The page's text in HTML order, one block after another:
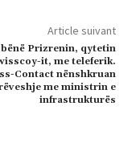
Article suivant
Prizrenin, qytetin
it, me teleferik.
Contact nënshkruan
me ministrin e
infrastrukturës